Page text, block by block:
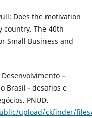
Does the motivation
country. The 40th
Small Business and
–
Brasil - desafios e
PNUD.
upload/ckfinder/files/